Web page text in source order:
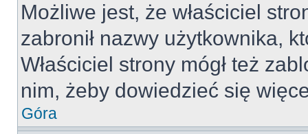
Możliwe jest, że właściciel
zabronił nazwy użytkownika,
Właściciel strony mógł też
nim, żeby dowiedzieć się
Góra